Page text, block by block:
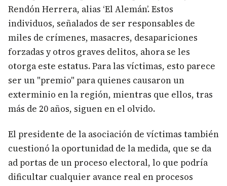
Rendón Herrera, alias ‘El Alemán’. Estos
individuos, señalados de ser responsables de
miles de crímenes, masacres, desapariciones
forzadas y otros graves delitos, ahora se les
otorga este estatus. Para las víctimas, esto parece
ser un "premio" para quienes causaron un
exterminio en la región, mientras que ellos, tras
más de 20 años, siguen en el olvido.
El presidente de la asociación de víctimas también
cuestionó la oportunidad de la medida, que se da
ad portas de un proceso electoral, lo que podría
dificultar cualquier avance real en procesos